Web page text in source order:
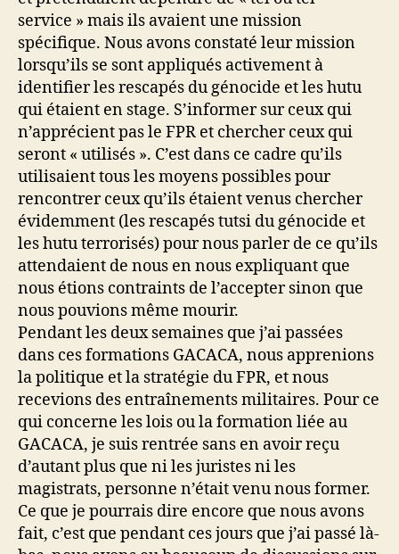
service » mais ils avaient une mission
spécifique. Nous avons constaté leur mission
lorsqu’ils se sont appliqués activement à
identifier les rescapés du génocide et les hutu
qui étaient en stage. S’informer sur ceux qui
n’apprécient pas le FPR et chercher ceux qui
seront « utilisés ». C’est dans ce cadre qu’ils
utilisaient tous les moyens possibles pour
rencontrer ceux qu’ils étaient venus chercher
évidemment (les rescapés tutsi du génocide et
les hutu terrorisés) pour nous parler de ce qu’ils
attendaient de nous en nous expliquant que
nous étions contraints de l’accepter sinon que
nous pouvions même mourir.
Pendant les deux semaines que j’ai passées
dans ces formations GACACA, nous apprenions
la politique et la stratégie du FPR, et nous
recevions des entraînements militaires. Pour ce
qui concerne les lois ou la formation liée au
GACACA, je suis rentrée sans en avoir reçu
d’autant plus que ni les juristes ni les
magistrats, personne n’était venu nous former.
Ce que je pourrais dire encore que nous avons
fait, c’est que pendant ces jours que j’ai passé là-